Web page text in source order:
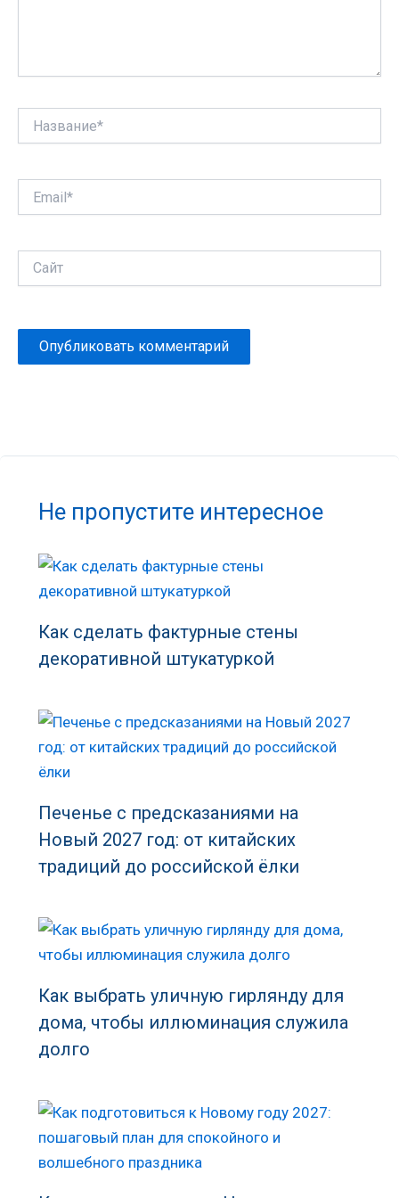
Не пропустите интересное
Как сделать фактурные стены
декоративной штукатуркой
Печенье с предсказаниями на
Новый 2027 год: от китайских
традиций до российской ёлки
Как выбрать уличную гирлянду для
дома, чтобы иллюминация служила
долго